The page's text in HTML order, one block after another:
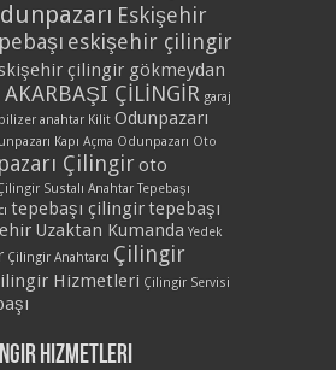
Eskişehir
eskişehir çilingir
çilingir gökmeydan
AKARBAŞI ÇİLİNGİR garaj
anahtar Kilit Odunpazarı
Kapı Açma Odunpazarı Oto
Çilingiroto
Sustalı Anahtar Tepebaşı
tepebaşı çilingirtepebaşı
Uzaktan Kumanda Yedek
Çilingir Anahtarcı Çilingir
Hizmetleri Çilingir Servisi
Hizmetleri